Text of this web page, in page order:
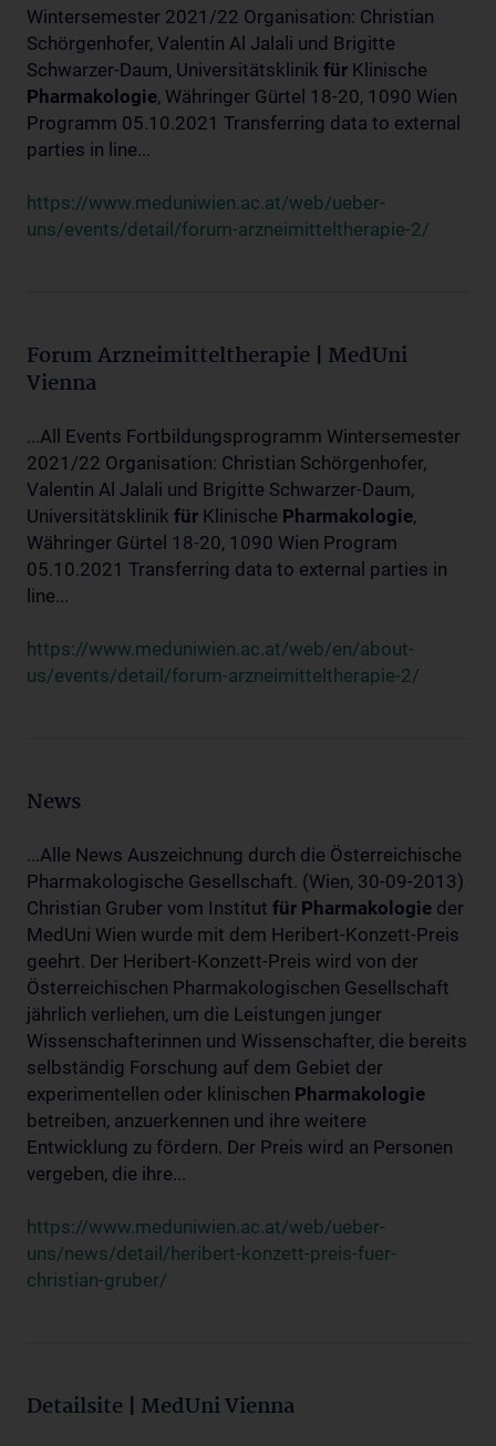
Wintersemester 2021/22 Organisation: Christian
Schörgenhofer, Valentin Al Jalali und Brigitte
Schwarzer-Daum, Universitätsklinik für Klinische
Pharmakologie, Währinger Gürtel 18-20, 1090 Wien
Programm 05.10.2021 Transferring data to external
parties in line...
https://www.meduniwien.ac.at/web/ueber-
uns/events/detail/forum-arzneimitteltherapie-2/
Forum Arzneimitteltherapie | MedUni
Vienna
...All Events Fortbildungsprogramm Wintersemester
2021/22 Organisation: Christian Schörgenhofer,
Valentin Al Jalali und Brigitte Schwarzer-Daum,
Universitätsklinik für Klinische Pharmakologie,
Währinger Gürtel 18-20, 1090 Wien Program
05.10.2021 Transferring data to external parties in
line...
https://www.meduniwien.ac.at/web/en/about-
us/events/detail/forum-arzneimitteltherapie-2/
News
...Alle News Auszeichnung durch die Österreichische
Pharmakologische Gesellschaft. (Wien, 30-09-2013)
Christian Gruber vom Institut für Pharmakologie der
MedUni Wien wurde mit dem Heribert-Konzett-Preis
geehrt. Der Heribert-Konzett-Preis wird von der
Österreichischen Pharmakologischen Gesellschaft
jährlich verliehen, um die Leistungen junger
Wissenschafterinnen und Wissenschafter, die bereits
selbständig Forschung auf dem Gebiet der
experimentellen oder klinischen Pharmakologie
betreiben, anzuerkennen und ihre weitere
Entwicklung zu fördern. Der Preis wird an Personen
vergeben, die ihre...
https://www.meduniwien.ac.at/web/ueber-
uns/news/detail/heribert-konzett-preis-fuer-
christian-gruber/
Detailsite | MedUni Vienna